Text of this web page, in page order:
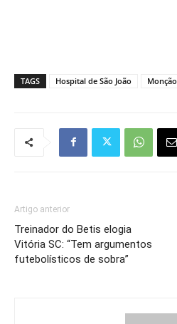
TAGS Hospital de São João Monção
Artigo anterior
Treinador do Betis elogia
Vitória SC: “Tem argumentos
futebolísticos de sobra”